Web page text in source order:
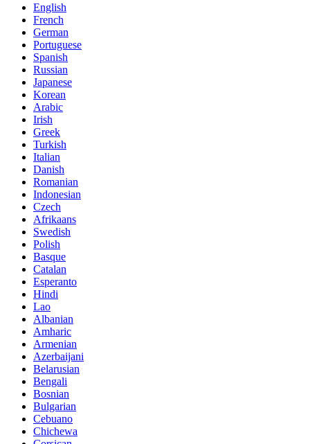
English
French
German
Portuguese
Spanish
Russian
Japanese
Korean
Arabic
Irish
Greek
Turkish
Italian
Danish
Romanian
Indonesian
Czech
Afrikaans
Swedish
Polish
Basque
Catalan
Esperanto
Hindi
Lao
Albanian
Amharic
Armenian
Azerbaijani
Belarusian
Bengali
Bosnian
Bulgarian
Cebuano
Chichewa